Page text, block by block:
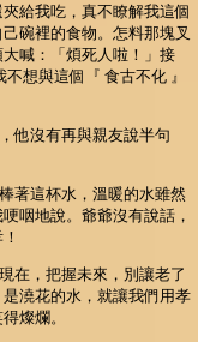
給我吃，真不瞭解我這個
碗裡的食物。怎料那塊叉
喊：「煩死人啦！」接
想與這個『 食古不化 』
他沒有再與親友說半句
著這杯水，溫暖的水雖然
咽地說。爺爺沒有說話，
在，把握未來，別讓老了
澆花的水，就讓我們用孝
燦爛。